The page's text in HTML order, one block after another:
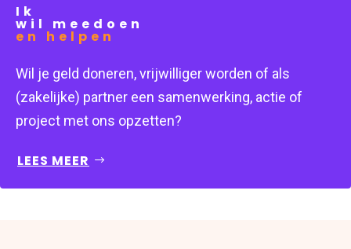
Ik
wil meedoen
en helpen
Wil je geld doneren, vrijwilliger worden of als
(zakelijke) partner een samenwerking, actie of
project met ons opzetten?
LEES MEER